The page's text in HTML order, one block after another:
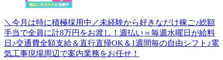
＼今月は特に積極採用中／未経験から好きなだけ稼ご♪総額
手当で全員に計8万円をお渡し！週払い＝毎週水曜日が給料
日♪交通費全額支給＆直行直帰OK＆1週間毎の自由シフト♪電
気工事現場周辺で案内業務をお任せ！